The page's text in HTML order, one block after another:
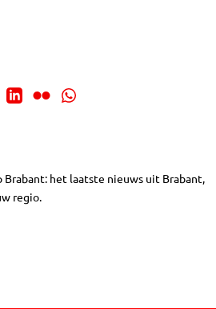
Brabant: het laatste nieuws uit Brabant,
regio.